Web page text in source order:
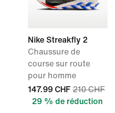
Nike Streakfly 2
Chaussure de
course sur route
pour homme
147.99 CHF 210 CHF
29 % de réduction